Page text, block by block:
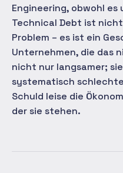
Engineering, obwohl
Technical Debt ist
Problem – es ist ein
Unternehmen, die das
nicht nur langsamer;
systematisch
Schuld leise die
der sie stehen.